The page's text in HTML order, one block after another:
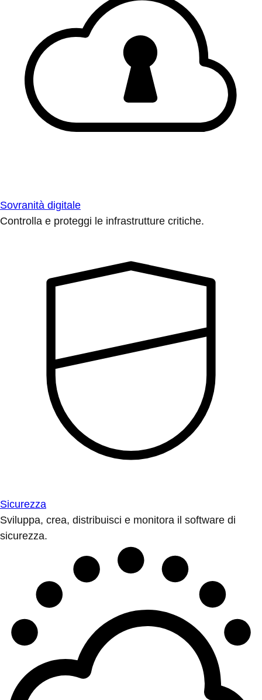
Sovranità digitale
Controlla e proteggi le infrastrutture critiche.
Sicurezza
Sviluppa, crea, distribuisci e monitora il software di
sicurezza.